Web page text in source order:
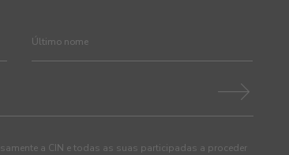
a CIN e todas as suas participadas a proceder